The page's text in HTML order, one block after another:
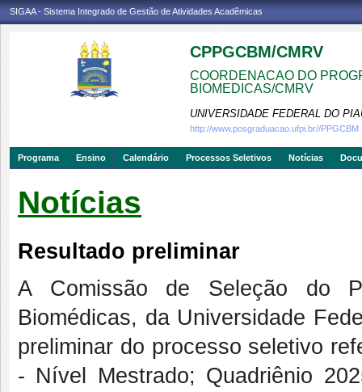
SIGAA - Sistema Integrado de Gestão de Atividades Acadêmicas
CPPGCBM/CMRV
COORDENACAO DO
BIOMEDICAS/CMRV
UNIVERSIDADE FEDERAL DO
http://www.posgraduacao.ufpi.br//PPGCBM
Programa Ensino Calendário Processos Seletivos Notícias
Notícias
Resultado preliminar
A Comissão de Seleção do
Biomédicas, da Universidade
preliminar do processo seletivo
- Nível Mestrado; Quadriênio